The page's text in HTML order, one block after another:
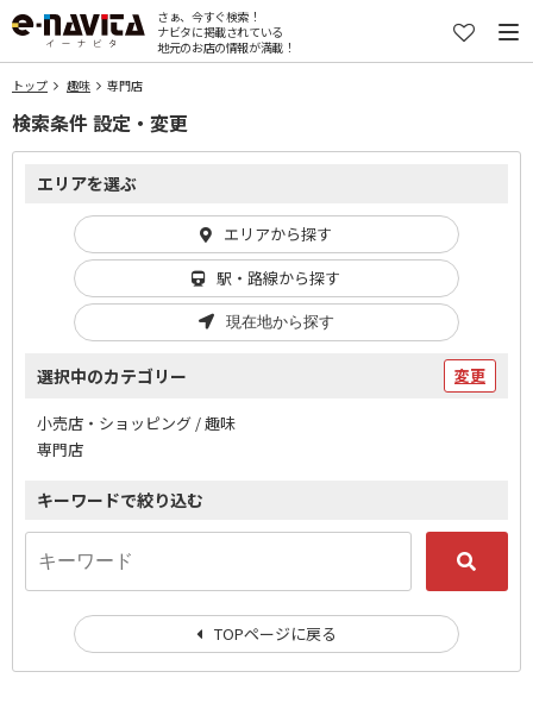
さぁ、今すぐ検索！
ナビタに掲載されている
地元のお店の情報が満載！
トップ 趣味 専門店
検索条件 設定・変更
エリアを選ぶ
エリアから探す
駅・路線から探す
現在地から探す
選択中のカテゴリー 変更
小売店・ショッピング / 趣味
専門店
キーワードで絞り込む
TOPページに戻る